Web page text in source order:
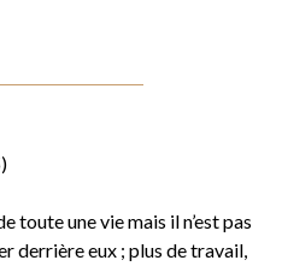
toute une vie mais il n’est pas
derrière eux ; plus de travail,